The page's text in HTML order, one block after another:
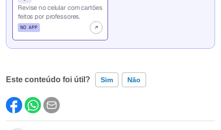
Revise no celular com cartões
feitos por professores.
NO APP
Este conteúdo foi útil? Sim Não
Este conteúdo contém informação incorreta